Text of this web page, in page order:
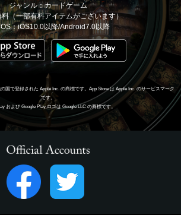
ジャンル：カードゲーム
料（一部有料アイテムがございます）
：iOS10.0以降/Android7.0以降
国で登録された Apple Inc. の商標です。App Store は Apple Inc. のサービスマーク
です。
および Google Play ロゴは Google LLC の商標です。